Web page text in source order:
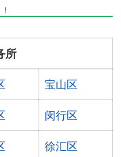
所
宝山区
闵行区
徐汇区